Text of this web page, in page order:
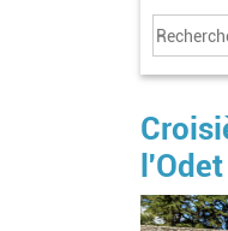
l'Odet